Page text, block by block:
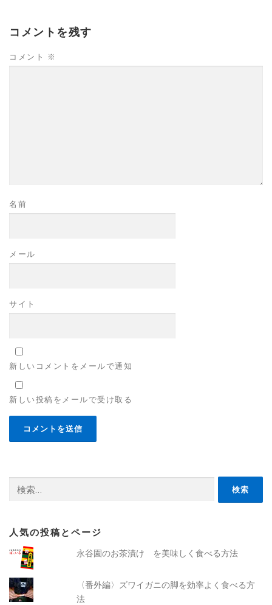
コメントを残す
コメント ※
名前
メール
サイト
新しいコメントをメールで通知
新しい投稿をメールで受け取る
索:
人気の投稿とページ
永谷園のお茶漬け を美味しく食べる方法
〈番外編〉ズワイガニの脚を効率よく食べる方
法